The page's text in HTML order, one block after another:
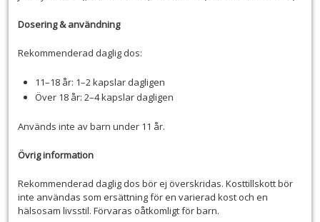
Dosering & användning
Rekommenderad daglig dos:
11–18 år: 1–2 kapslar dagligen
Över 18 år: 2–4 kapslar dagligen
Används inte av barn under 11 år.
Övrig information
Rekommenderad daglig dos bör ej överskridas. Kosttillskott bör
inte användas som ersättning för en varierad kost och en
hälsosam livsstil. Förvaras oåtkomligt för barn.